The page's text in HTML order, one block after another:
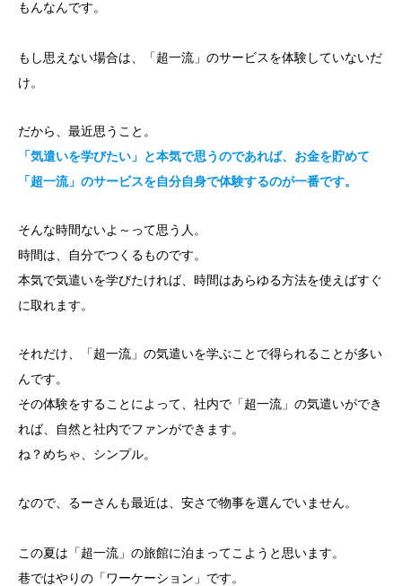
もんなんです。
もし思えない場合は、「超一流」のサービスを体験していないだ
け。
だから、最近思うこと。
「気遣いを学びたい」と本気で思うのであれば、お金を貯めて
「超一流」のサービスを自分自身で体験するのが一番です。
そんな時間ないよ～って思う人。
時間は、自分でつくるものです。
本気で気遣いを学びたければ、時間はあらゆる方法を使えばすぐ
に取れます。
それだけ、「超一流」の気遣いを学ぶことで得られることが多い
んです。
その体験をすることによって、社内で「超一流」の気遣いができ
れば、自然と社内でファンができます。
ね？めちゃ、シンプル。
なので、るーさんも最近は、安さで物事を選んでいません。
この夏は「超一流」の旅館に泊まってこようと思います。
巷ではやりの「ワーケーション」です。